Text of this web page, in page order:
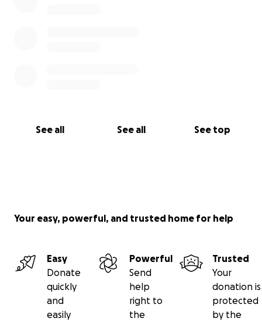
See all See all See top
Your easy, powerful, and trusted home for help
Easy
Donate
quickly
and
easily
Powerful
Send
help
right to
the
Trusted
Your
donation is
protected
by the